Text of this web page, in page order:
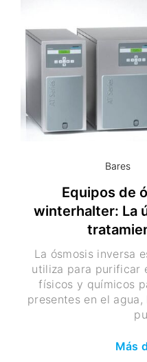
Bares
Equipos de
winterhalter: La
La ósmosis inversa
utiliza para purificar
físicos y químicos
presentes en el
Más